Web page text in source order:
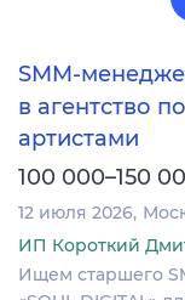
SMM-
в агентство
артистами
100 000–150
12 июля 2026
ИП Короткий
Ищем старшего